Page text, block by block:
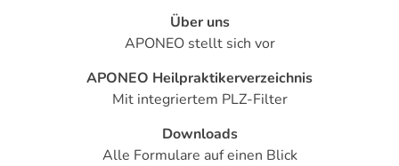
Über uns
APONEO stellt sich vor
APONEO Heilpraktikerverzeichnis
Mit integriertem PLZ-Filter
Downloads
Alle Formulare auf einen Blick